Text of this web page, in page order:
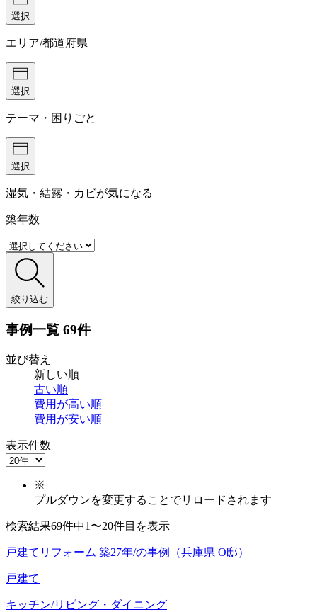
選択
エリア/都道府県
選択
テーマ・困りごと
選択
湿気・結露・カビが気になる
築年数
絞り込む
事例一覧 69件
並び替え
新しい順
古い順
費用が高い順
費用が安い順
表示件数
※
プルダウンを変更することでリロードされます
検索結果69件中1〜20件目を表示
戸建てリフォーム 築27年/の事例（兵庫県 O邸）
戸建て
キッチン/リビング・ダイニング